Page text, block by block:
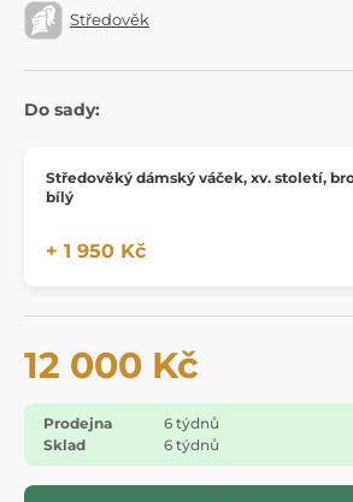
Středověk
Do sady:
Středověký dámský váček, xv. století,
bílý
+ 1 950 Kč
12 000 Kč
Prodejna
6 týdnů
Sklad
6 týdnů